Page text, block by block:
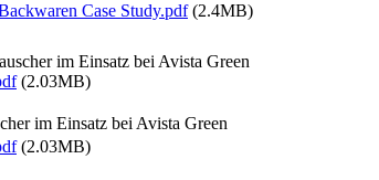
Case Study.pdf(2.4MB)
im Einsatz bei Avista Green
(2.03MB)
im Einsatz bei Avista Green
(2.03MB)